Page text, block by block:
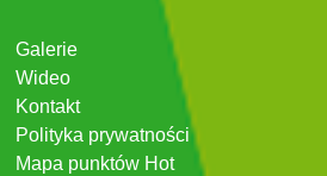
Galerie
Wideo
Kontakt
Polityka prywatności
Mapa punktów Hot